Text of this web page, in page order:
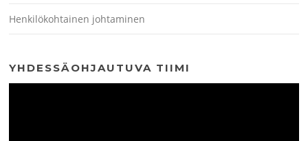
Henkilökohtainen johtaminen
YHDESSÄOHJAUTUVA TIIMI